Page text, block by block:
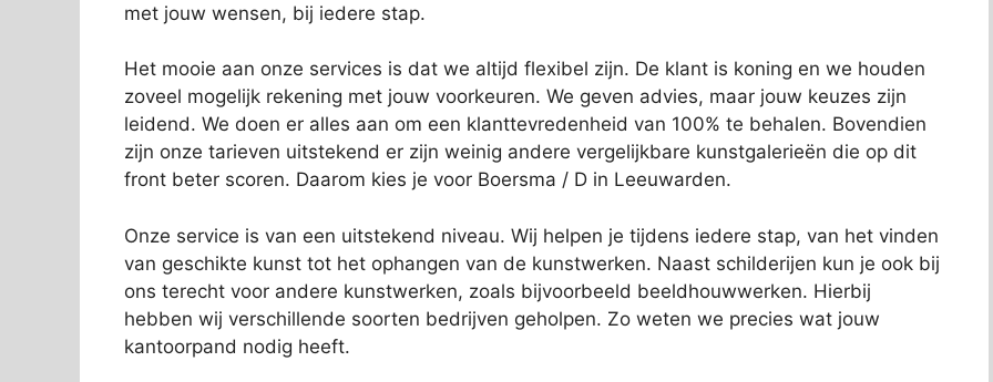
met jouw wensen, bij iedere stap.
Het mooie aan onze services is dat we altijd flexibel zijn. De klant is koning en we houden
zoveel mogelijk rekening met jouw voorkeuren. We geven advies, maar jouw keuzes zijn
leidend. We doen er alles aan om een klanttevredenheid van 100% te behalen. Bovendien
zijn onze tarieven uitstekend er zijn weinig andere vergelijkbare kunstgalerieën die op dit
front beter scoren. Daarom kies je voor Boersma / D in Leeuwarden.
Onze service is van een uitstekend niveau. Wij helpen je tijdens iedere stap, van het vinden
van geschikte kunst tot het ophangen van de kunstwerken. Naast schilderijen kun je ook bij
ons terecht voor andere kunstwerken, zoals bijvoorbeeld beeldhouwwerken. Hierbij
hebben wij verschillende soorten bedrijven geholpen. Zo weten we precies wat jouw
kantoorpand nodig heeft.